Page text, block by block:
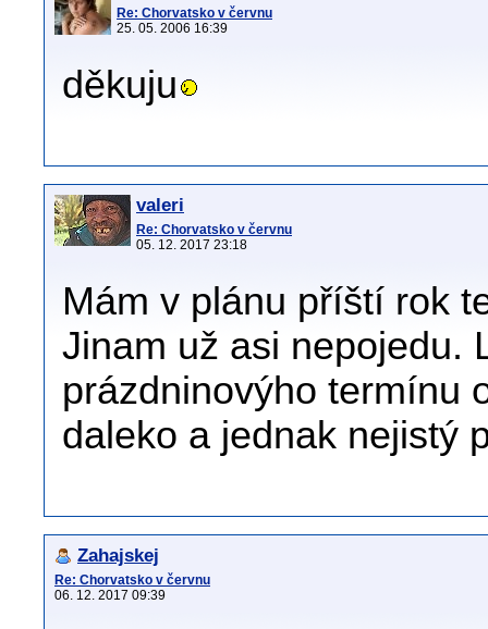
Re: Chorvatsko v červnu
25. 05. 2006 16:39
děkuju
valeri
Re: Chorvatsko v červnu
05. 12. 2017 23:18
Mám v plánu příští rok
Jinam už asi nepojedu.
prázdninovýho termínu
daleko a jednak nejistý
Zahajskej
Re: Chorvatsko v červnu
06. 12. 2017 09:39